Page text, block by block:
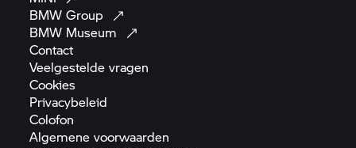
BMWGroup
BMW Museum
Contact
Veelgesteldevragen
Cookies
Privacybeleid
Colofon
Algemenevoorwaarden